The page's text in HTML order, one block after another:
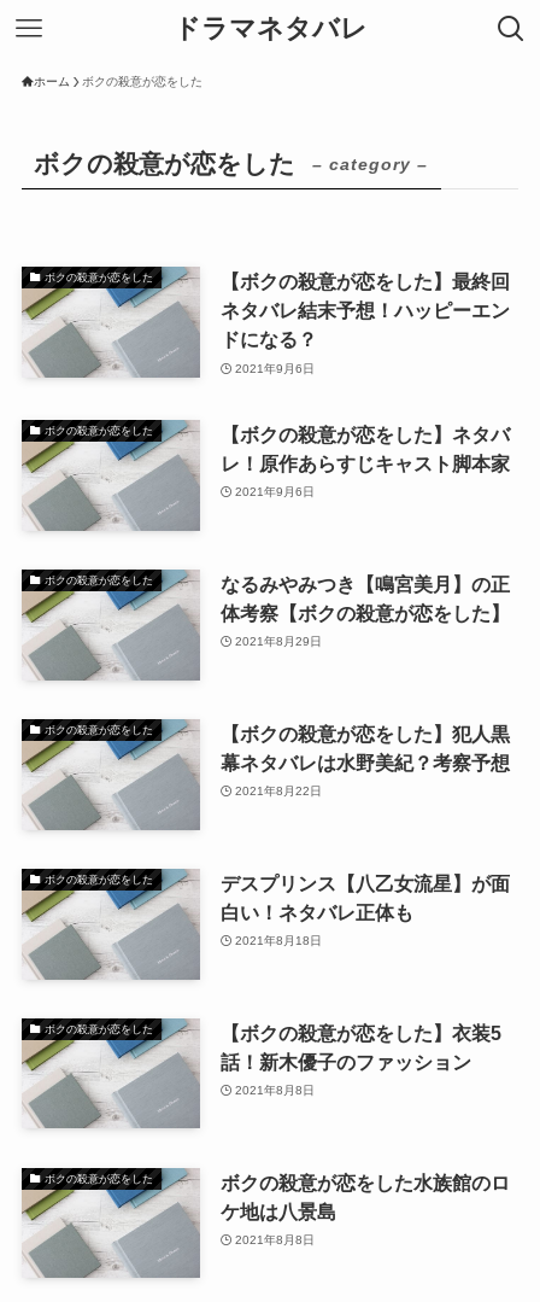
ドラマネタバレ
ホーム ボクの殺意が恋をした
ボクの殺意が恋をした – category –
ボクの殺意が恋をした
【ボクの殺意が恋をした】最終回
ネタバレ結末予想！ハッピーエン
ドになる？
2021年9月6日
ボクの殺意が恋をした
【ボクの殺意が恋をした】ネタバ
レ！原作あらすじキャスト脚本家
2021年9月6日
ボクの殺意が恋をした
なるみやみつき【鳴宮美月】の正
体考察【ボクの殺意が恋をした】
2021年8月29日
ボクの殺意が恋をした
【ボクの殺意が恋をした】犯人黒
幕ネタバレは水野美紀？考察予想
2021年8月22日
ボクの殺意が恋をした
デスプリンス【八乙女流星】が面
白い！ネタバレ正体も
2021年8月18日
ボクの殺意が恋をした
【ボクの殺意が恋をした】衣装5
話！新木優子のファッション
2021年8月8日
ボクの殺意が恋をした
ボクの殺意が恋をした水族館のロ
ケ地は八景島
2021年8月8日